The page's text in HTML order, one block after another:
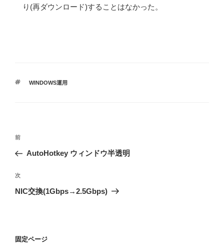
り(再ダウンロード)することはなかった。
タ
WINDOWS運用
投
ナ
ビ
ゲ
ン
前
の
稿
前
AutoHotkey ウィンドウ半透明
次
の
次
NIC交換(1Gbps→2.5Gbps)
固定ページ